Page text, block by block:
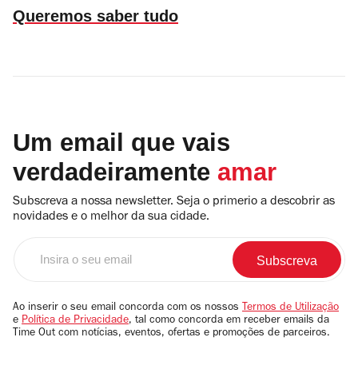
Queremos saber tudo
Um email que vais
verdadeiramente amar
Subscreva a nossa newsletter. Seja o primerio a descobrir as
novidades e o melhor da sua cidade.
email
Ao inserir o seu email concorda com os nossos Termos de Utilização
e Política de Privacidade, tal como concorda em receber emails da
Time Out com notícias, eventos, ofertas e promoções de parceiros.